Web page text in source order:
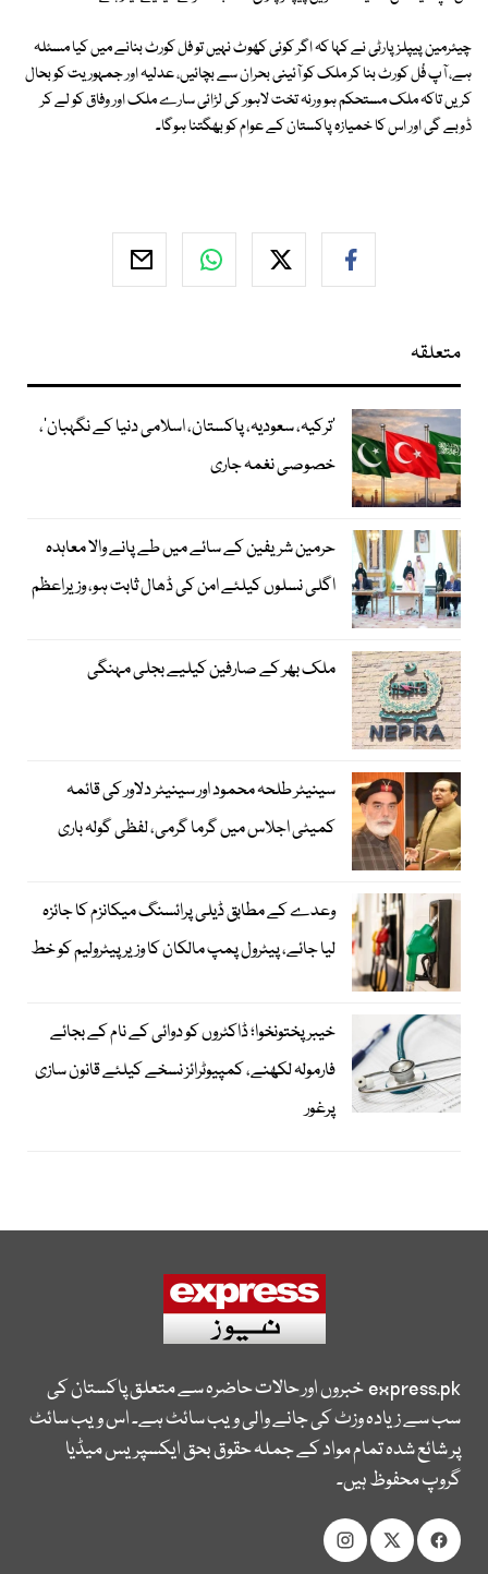
چیئرمین پیپلزپارٹی نے کہا کہ اگر کوئی کھوٹ نہیں تو فل کورٹ بنانے میں کیا مسئلہ
ہے، آپ فُل کورٹ بنا کر ملک کو آئینی بحران سے بچائیں، عدلیہ اور جمہوریت کو بحال
کریں تاکہ ملک مستحکم ہو ورنہ تخت لاہور کی لڑائی سارے ملک اور وفاق کو لے کر
ڈوبے گی اور اس کا خمیازہ پاکستان کے عوام کو بھگتنا ہوگا۔
متعلقہ
‘ترکیہ، سعودیہ، پاکستان، اسلامی دنیا کے نگہبان’،
خصوصی نغمہ جاری
حرمین شریفین کے سائے میں طے پانے والا معاہدہ
اگلی نسلوں کیلئے امن کی ڈھال ثابت ہو، وزیراعظم
ملک بھر کے صارفین کیلیے بجلی مہنگی
سینیٹر طلحہ محمود اور سینیٹر دلاور کی قائمہ
کمیٹی اجلاس میں گرما گرمی، لفظی گولہ باری
وعدے کے مطابق ڈیلی پرائسنگ میکانزم کا جائزہ
لیا جائے، پیٹرول پمپ مالکان کا وزیرپیٹرولیم کو خط
خیبرپختونخوا؛ ڈاکٹروں کو دوائی کے نام کے بجائے
فارمولہ لکھنے، کمپیوٹرائز نسخے کیلئے قانون سازی
پرغور
express.pkخبروں اور حالات حاضرہ سے متعلق پاکستان کی
سب سے زیادہ وزٹ کی جانے والی ویب سائٹ ہے۔ اس ویب سائٹ
پر شائع شدہ تمام مواد کے جملہ حقوق بحق ایکسپریس میڈیا
گروپ محفوظ ہیں۔